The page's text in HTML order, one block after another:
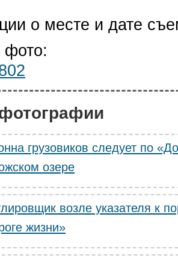
о месте и дате
фото:
грузовиков следует по
озере
возле указателя к
жизни»